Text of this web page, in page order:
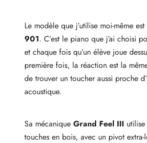
Le modèle que j’utilise moi-même
901. C’est le piano que j’ai choisi
et chaque fois qu’un élève joue
première fois, la réaction est la
de trouver un toucher aussi proche
acoustique.
Sa mécanique Grand Feel III
touches en bois, avec un pivot